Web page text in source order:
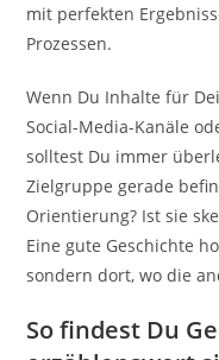
mit perfekten
Prozessen.
Wenn Du Inhalte für
Social-Media-Kanäle
solltest Du immer
Zielgruppe gerade
Orientierung? Ist sie
Eine gute Geschichte
sondern dort, wo die
So findest Du